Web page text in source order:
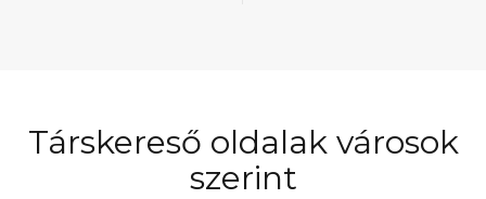
Társkereső oldalak városok
szerint